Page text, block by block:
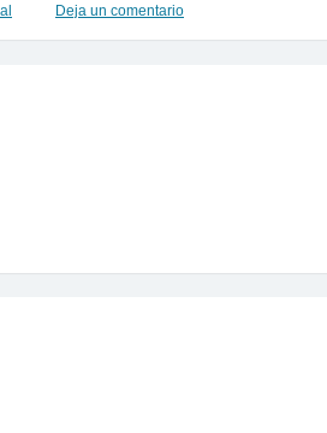
Deja un comentario